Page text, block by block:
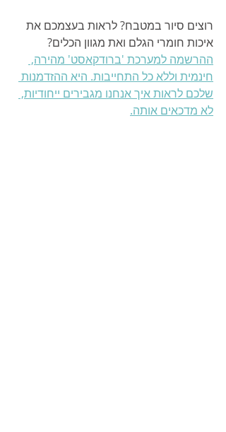
רוצים סיור במטבח? לראות בעצמכם את
איכות חומרי הגלם ואת מגוון הכלים?
ההרשמה למערכת 'ברודקאסט' מהירה,
חינמית וללא כל התחייבות. היא ההזדמנות
שלכם לראות איך אנחנו מגבירים ייחודיות,
לא מדכאים אותה.